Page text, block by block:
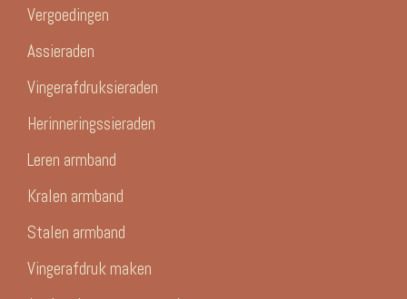
Vergoedingen
Assieraden
Vingerafdruksieraden
Herinneringssieraden
Leren armband
Kralen armband
Stalen armband
Vingerafdruk maken